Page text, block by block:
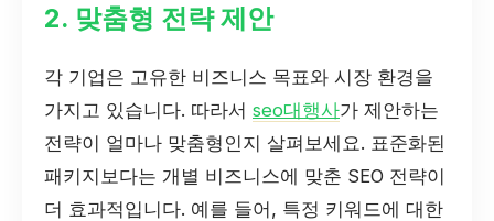
2. 맞춤형 전략 제안
각 기업은 고유한 비즈니스 목표와 시장 환경을
가지고 있습니다. 따라서 seo대행사가 제안하는
전략이 얼마나 맞춤형인지 살펴보세요. 표준화된
패키지보다는 개별 비즈니스에 맞춘 SEO 전략이
더 효과적입니다. 예를 들어, 특정 키워드에 대한